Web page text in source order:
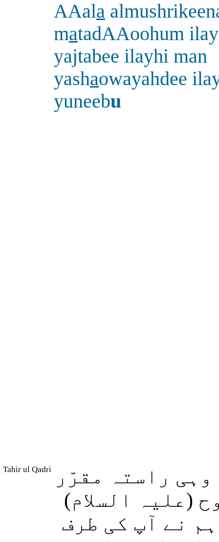
AAala
matadAAoohum
yajtabee ilayhi man
yashaowayahdee
yuneebu
Tahir ul Qadri
راستہ مقرّر
(علیہ السلام)
نے آپ کی طرف